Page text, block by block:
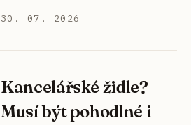
30. 07. 2026
Kancelářské židle?
Musí být pohodlné i